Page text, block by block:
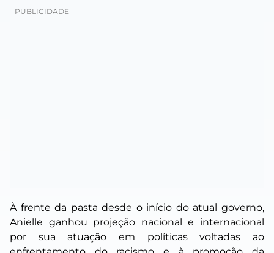
À frente da pasta desde o início do atual governo,
Anielle ganhou projeção nacional e internacional
por sua atuação em políticas voltadas ao